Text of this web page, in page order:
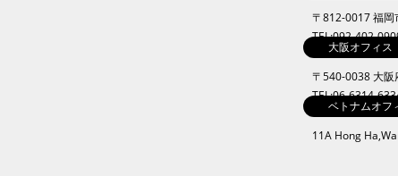
〒812-0017 福
TEL:092-402-
大阪オフィス
〒540-0038 大阪
TEL:06-6314-
ベトナムオフ
11A Hong